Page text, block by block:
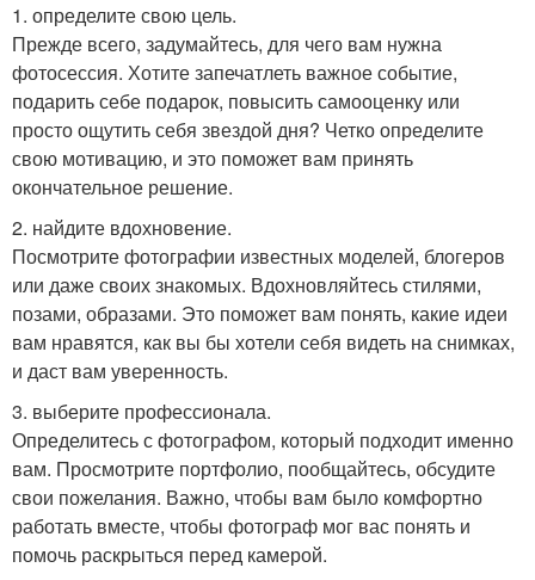
1. определите свою цель.
Прежде всего, задумайтесь, для чего вам нужна
фотосессия. Хотите запечатлеть важное событие,
подарить себе подарок, повысить самооценку или
просто ощутить себя звездой дня? Четко определите
свою мотивацию, и это поможет вам принять
окончательное решение.
2. найдите вдохновение.
Посмотрите фотографии известных моделей, блогеров
или даже своих знакомых. Вдохновляйтесь стилями,
позами, образами. Это поможет вам понять, какие идеи
вам нравятся, как вы бы хотели себя видеть на снимках,
и даст вам уверенность.
3. выберите профессионала.
Определитесь с фотографом, который подходит именно
вам. Просмотрите портфолио, пообщайтесь, обсудите
свои пожелания. Важно, чтобы вам было комфортно
работать вместе, чтобы фотограф мог вас понять и
помочь раскрыться перед камерой.